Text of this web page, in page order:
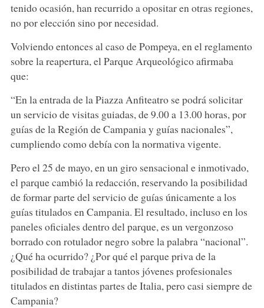
tenido ocasión, han recurrido a opositar en otras regiones,
no por elección sino por necesidad.
Volviendo entonces al caso de Pompeya, en el reglamento
sobre la reapertura, el Parque Arqueológico afirmaba
que:
“En la entrada de la Piazza Anfiteatro se podrá solicitar
un servicio de visitas guiadas, de 9.00 a 13.00 horas, por
guías de la Región de Campania y guías nacionales”,
cumpliendo como debía con la normativa vigente.
Pero el 25 de mayo, en un giro sensacional e inmotivado,
el parque cambió la redacción, reservando la posibilidad
de formar parte del servicio de guías únicamente a los
guías titulados en Campania. El resultado, incluso en los
paneles oficiales dentro del parque, es un vergonzoso
borrado con rotulador negro sobre la palabra “nacional”.
¿Qué ha ocurrido? ¿Por qué el parque priva de la
posibilidad de trabajar a tantos jóvenes profesionales
titulados en distintas partes de Italia, pero casi siempre de
Campania?